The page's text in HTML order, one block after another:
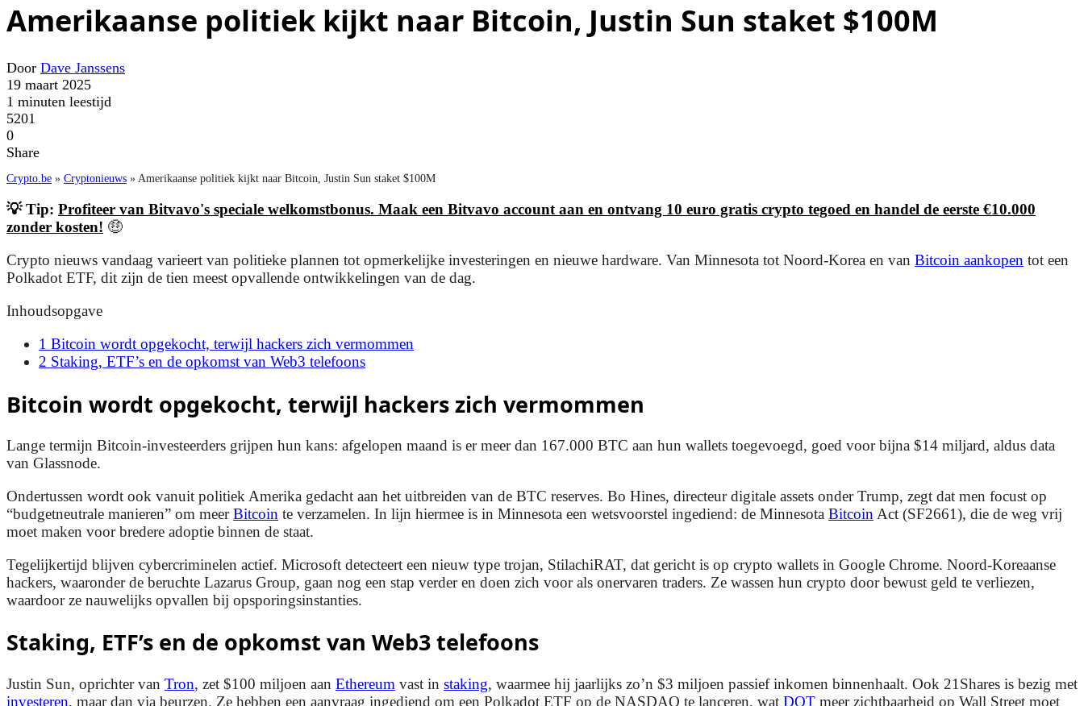
Amerikaanse politiek kijkt naar Bitcoin, Justin Sun staket $100M
Door Dave Janssens
19 maart 2025
1 minuten leestijd
5201
0
Share
Crypto.be » Cryptonieuws » Amerikaanse politiek kijkt naar Bitcoin, Justin Sun staket $100M
💡 Tip: Profiteer van Bitvavo's speciale welkomstbonus. Maak een Bitvavo account aan en ontvang 10 euro gratis crypto tegoed en handel de eerste €10.000
zonder kosten! 🤑
Crypto nieuws vandaag varieert van politieke plannen tot opmerkelijke investeringen en nieuwe hardware. Van Minnesota tot Noord-Korea en van Bitcoin aankopen tot een
Polkadot ETF, dit zijn de tien meest opvallende ontwikkelingen van de dag.
Inhoudsopgave
1 Bitcoin wordt opgekocht, terwijl hackers zich vermommen
2 Staking, ETF’s en de opkomst van Web3 telefoons
Bitcoin wordt opgekocht, terwijl hackers zich vermommen
Lange termijn Bitcoin-investeerders grijpen hun kans: afgelopen maand is er meer dan 167.000 BTC aan hun wallets toegevoegd, goed voor bijna $14 miljard, aldus data
van Glassnode.
Ondertussen wordt ook vanuit politiek Amerika gedacht aan het uitbreiden van de BTC reserves. Bo Hines, directeur digitale assets onder Trump, zegt dat men focust op
“budgetneutrale manieren” om meerBitcoin te verzamelen. In lijn hiermee is in Minnesota een wetsvoorstel ingediend: de Minnesota Bitcoin Act (SF2661), die de weg vrij
moet maken voor bredere adoptie binnen de staat.
Tegelijkertijd blijven cybercriminelen actief. Microsoft detecteert een nieuw type trojan, StilachiRAT, dat gericht is op crypto wallets in Google Chrome. Noord-Koreaanse
hackers, waaronder de beruchte Lazarus Group, gaan nog een stap verder en doen zich voor als onervaren traders. Ze wassen hun crypto door bewust geld te verliezen,
waardoor ze nauwelijks opvallen bij opsporingsinstanties.
Staking, ETF’s en de opkomst van Web3 telefoons
Justin Sun, oprichter van Tron, zet $100 miljoen aan Ethereum vast in staking, waarmee hij jaarlijks zo’n $3 miljoen passief inkomen binnenhaalt. Ook 21Shares is bezig met
investeren, maar dan via beurzen. Ze hebben een aanvraag ingediend om een Polkadot ETF op de NASDAQ te lanceren, wat DOT meer zichtbaarheid op Wall Street moet